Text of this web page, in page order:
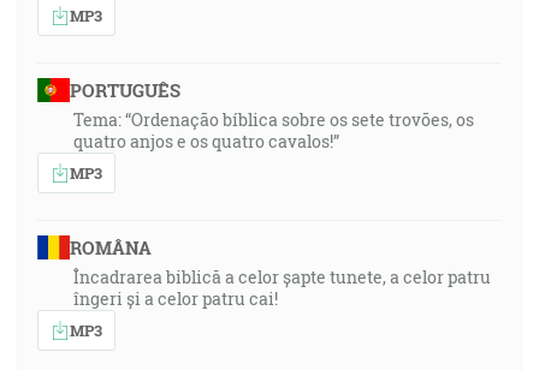
MP3
PORTUGUÊS
Tema: “Ordenação bíblica sobre os sete trovões, os
quatro anjos e os quatro cavalos!”
MP3
ROMÂNA
Încadrarea biblică a celor șapte tunete, a celor patru
îngeri și a celor patru cai!
MP3